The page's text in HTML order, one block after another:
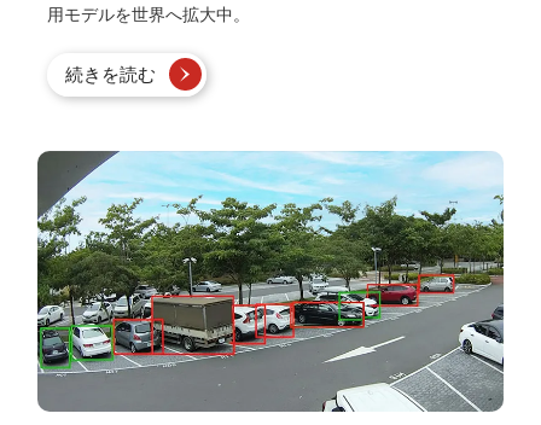
用モデルを世界へ拡大中。
続きを読む